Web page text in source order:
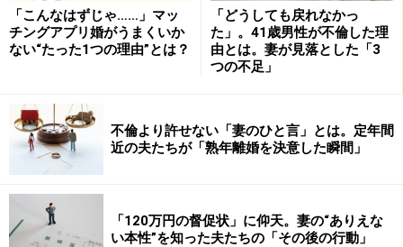
「こんなはずじゃ……」マッ
チングアプリ婚がうまくいか
ない“たった1つの理由”とは？
「どうしても戻れなかっ
た」。41歳男性が不倫した理
由とは。妻が見落とした「3
つの不足」
不倫より許せない「妻のひと言」とは。定年間
近の夫たちが「熟年離婚を決意した瞬間」
「120万円の督促状」に仰天。妻の“ありえな
い本性”を知った夫たちの「その後の行動」